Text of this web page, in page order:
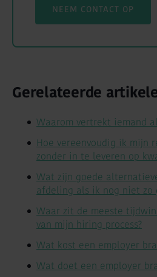
NEEM CONTACT OP
Gerelateerde
Waarom vertrekt iemand
Hoe vereenvoudig ik mijn
zonder in te leveren op
Wat zijn goede
afdeling als ik nog niet zo
Waar zit de meeste
van mijn hiring process?
Wat kost een employer
Wat doet een employer